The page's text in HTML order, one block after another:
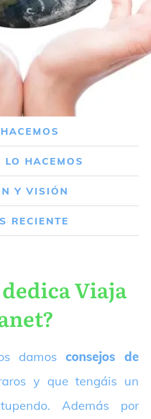
LO HACEMOS
Y VISIÓN
RECIENTE
dedica Viaja
damos consejos de
y que tengáis un
Además por